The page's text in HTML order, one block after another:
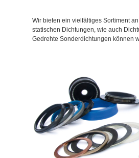
Wir bieten ein vielfältiges Sortiment
statischen Dichtungen, wie auch
Gedrehte Sonderdichtungen können